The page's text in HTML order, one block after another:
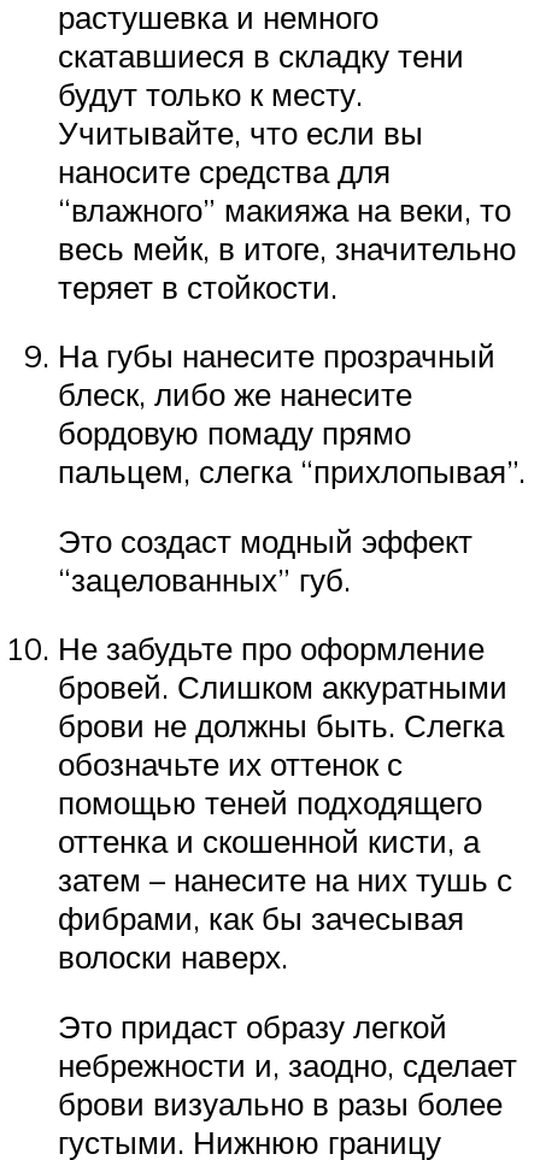
растушевка и немного
скатавшиеся в складку тени
будут только к месту.
Учитывайте, что если вы
наносите средства для
“влажного” макияжа на веки, то
весь мейк, в итоге, значительно
теряет в стойкости.
На губы нанесите прозрачный
блеск, либо же нанесите
бордовую помаду прямо
пальцем, слегка “прихлопывая”.
Это создаст модный эффект
“зацелованных” губ.
Не забудьте про оформление
бровей. Слишком аккуратными
брови не должны быть. Слегка
обозначьте их оттенок с
помощью теней подходящего
оттенка и скошенной кисти, а
затем – нанесите на них тушь с
фибрами, как бы зачесывая
волоски наверх.
Это придаст образу легкой
небрежности и, заодно, сделает
брови визуально в разы более
густыми. Нижнюю границу